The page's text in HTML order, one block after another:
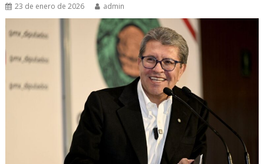
23 de enero de 2026 admin